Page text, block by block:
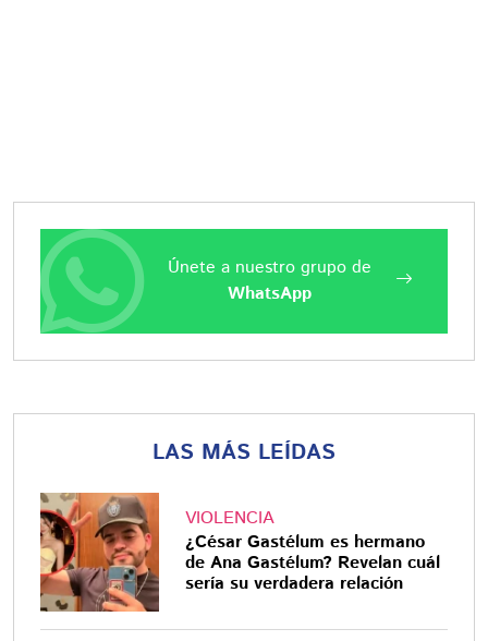
Únete a nuestro grupo de
WhatsApp
LAS MÁS LEÍDAS
VIOLENCIA
¿César Gastélum es hermano
de Ana Gastélum? Revelan cuál
sería su verdadera relación